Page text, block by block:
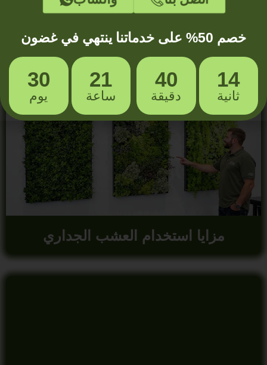
أنواع العشب الجداري
مزايا استخدام العشب الجداري
خصم 50% على خدماتنا ينتهي في غضون
30
يوم
21
ساعة
40
دقيقة
12
ثانية